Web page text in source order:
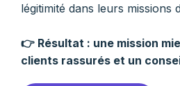
légitimité dans leurs missions
👉 Résultat : une mission
clients rassurés et un